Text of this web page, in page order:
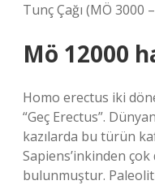
Tunç Çağı (MÖ 3000
Mö 12000
Homo erectus iki
“Geç Erectus”.
kazılarda bu türün
Sapiens’inkinden
bulunmuştur.